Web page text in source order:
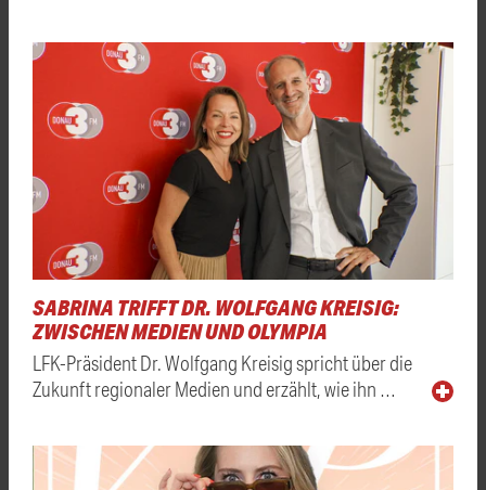
SABRINA TRIFFT DR. WOLFGANG KREISIG:
ZWISCHEN MEDIEN UND OLYMPIA
LFK-Präsident Dr. Wolfgang Kreisig spricht über die
Zukunft regionaler Medien und erzählt, wie ihn …